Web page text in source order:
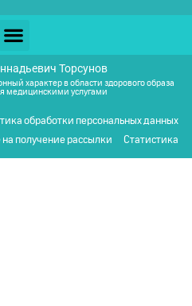
Торсунов
характер в области здорового образа
медицинскими услугами
обработки персональных данных
на получение рассылки
Статистика